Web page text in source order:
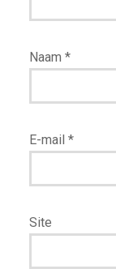
Naam *
E-mail *
Site